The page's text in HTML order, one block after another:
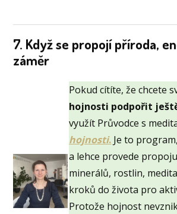
7. Když se propojí příroda,
záměr
Pokud cítíte, že chcete
hojnosti podpořit
využít Průvodce s
hojnosti. Je to
a lehce provede
minerálů, rostlin,
kroků do života pro
Protože hojnost